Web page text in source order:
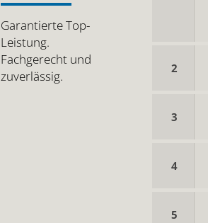
Garantierte Top-
Leistung.
Fachgerecht und
zuverlässig.
2
3
4
5